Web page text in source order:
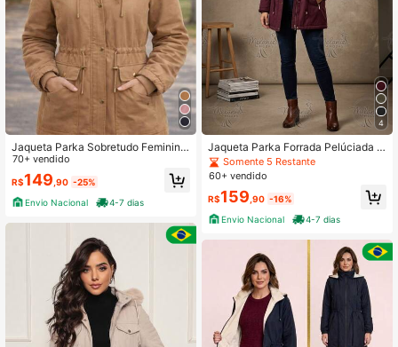
4,73 6K Seguidores
4,73 6K Seguidores
Jaqueta Parka Sobretudo Feminina
Forrada Apeluciada Com Capuz Re
movivel Inverno Reforcada
70+ vendido
R$149 ,90 -25%
Envio Nacional
4-7 dias
4
Jaqueta Parka Forrada Pelúciada B
olsos e Cordões de Ajuste Com Cap
uz Removível
Somente 5 Restante
60+ vendido
R$159 ,90 -16%
Envio Nacional
4-7 dias